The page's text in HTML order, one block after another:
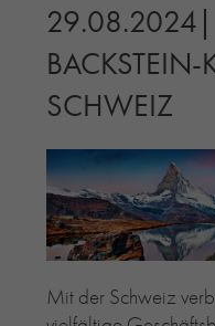
KIRCHEN
MUSEEN
BILDUNG &
PRODUKTE
▼
ALLGEMEINE
PETERSEN TEGL
29.08.2024|
BACKSTEIN-
SCHWEIZ
Mit der Schweiz